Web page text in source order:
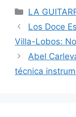
Categorías
LA
Los Doce
Villa-Lobos:
Abel
técnica